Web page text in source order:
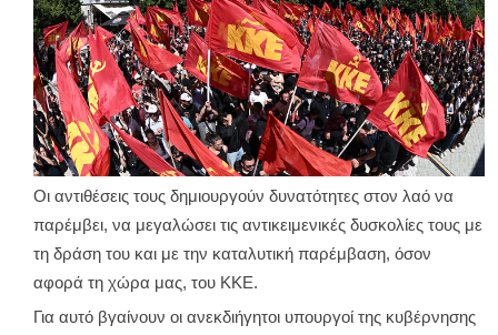
Οι αντιθέσεις τους δημιουργούν δυνατότητες στον λαό να
παρέμβει, να μεγαλώσει τις αντικειμενικές δυσκολίες τους με
τη δράση του και με την καταλυτική παρέμβαση, όσον
αφορά τη χώρα μας, του ΚΚΕ.
Για αυτό βγαίνουν οι ανεκδιήγητοι υπουργοί της κυβέρνησης